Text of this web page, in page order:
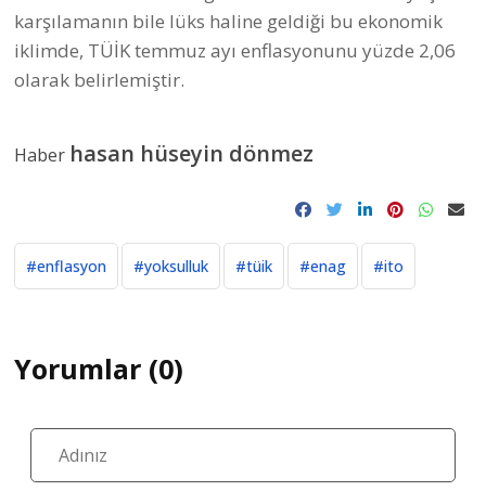
karşılamanın bile lüks haline geldiği bu ekonomik
iklimde, TÜİK temmuz ayı enflasyonunu yüzde 2,06
olarak belirlemiştir.
Haber hasan hüseyin dönmez
#enflasyon #yoksulluk #tüik #enag #ito
Yorumlar (0)